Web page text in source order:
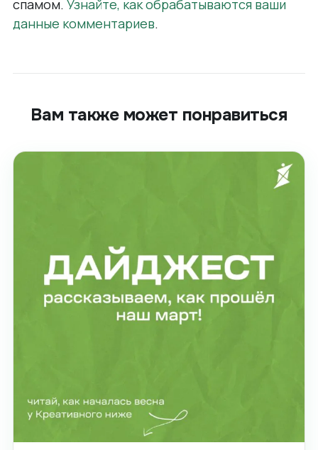
спамом. Узнайте, как обрабатываются ваши
данные комментариев.
Вам также может понравиться